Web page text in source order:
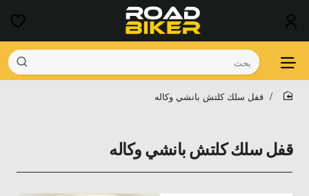
بحث
قفل سلك كلتش بانشي وكاله
قفل سلك كلتش بانشي وكاله